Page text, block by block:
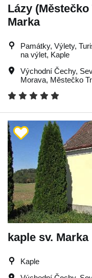
Lázy
Marka
Památky, Výlety,
na výlet, Kaple
Východní Čechy,
Morava, Městečko
kaple sv. Marka
Kaple